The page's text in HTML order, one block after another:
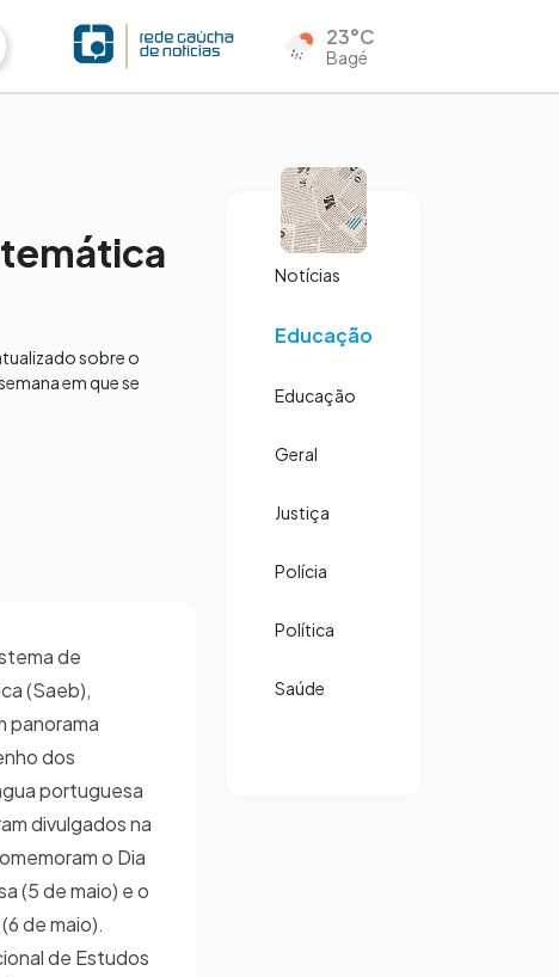
23°C
Bagé
sobre o
em que se
de
(Saeb),
panorama
dos
portuguesa
divulgados na
o Dia
(5 de maio) e o
de maio).
de Estudos
Notícias
Educação
Educação
Geral
Justiça
Polícia
Política
Saúde